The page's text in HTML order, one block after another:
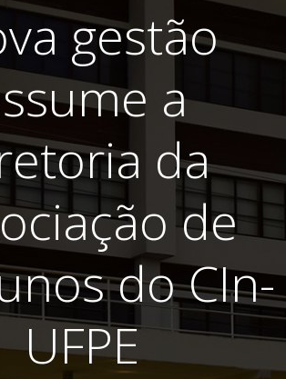
gestão
a
da
de
do CIn-
UFPE